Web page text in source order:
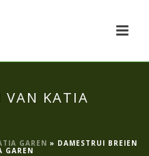
VAN KATIA
GAREN » DAMESTRUI BREIEN
GAREN